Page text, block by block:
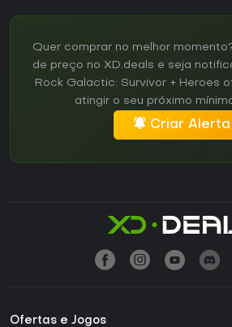
Quer comprar no melhor
de preço no XD.deals e seja
Rock Galactic: Survivor + Heroes
atingir o seu próximo
Criar Alerta
Ofertas e Jogos